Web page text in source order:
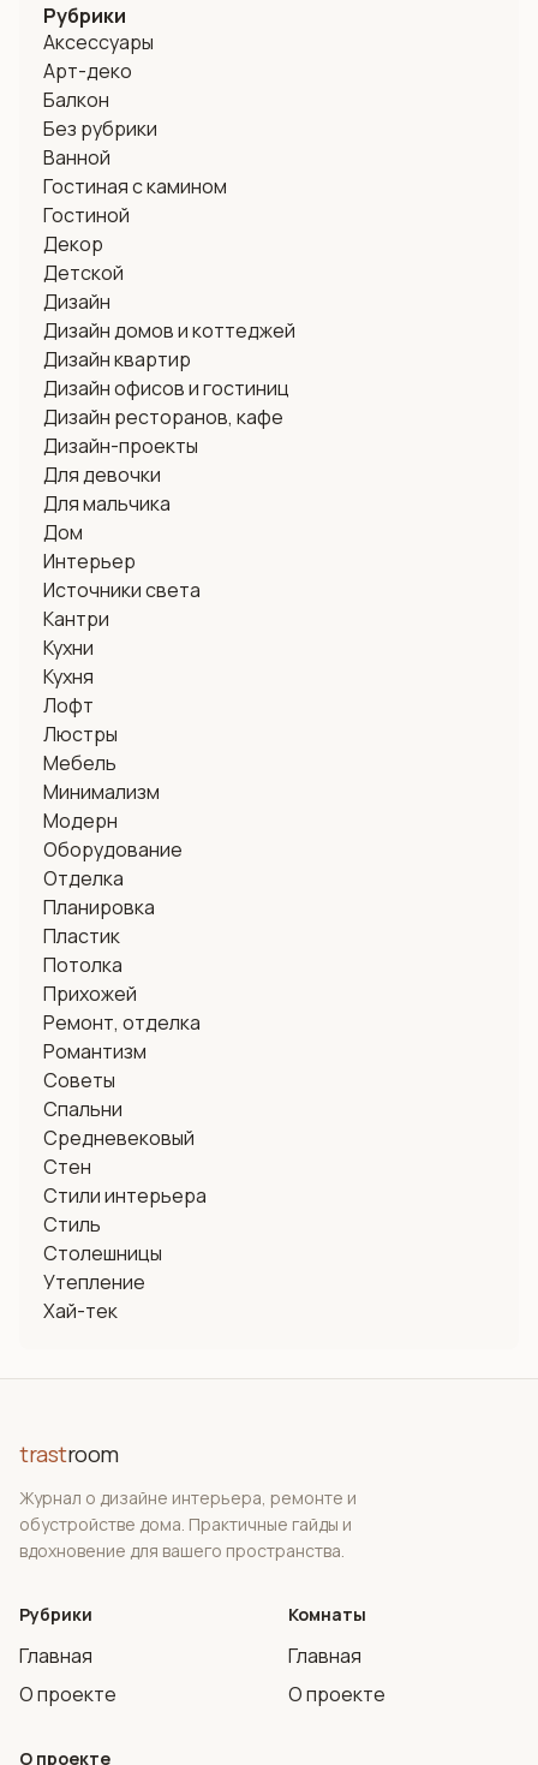
Рубрики
Аксессуары
Арт-деко
Балкон
Без рубрики
Ванной
Гостиная с камином
Гостиной
Декор
Детской
Дизайн
Дизайн домов и коттеджей
Дизайн квартир
Дизайн офисов и гостиниц
Дизайн ресторанов, кафе
Дизайн-проекты
Для девочки
Для мальчика
Дом
Интерьер
Источники света
Кантри
Кухни
Кухня
Лофт
Люстры
Мебель
Минимализм
Модерн
Оборудование
Отделка
Планировка
Пластик
Потолка
Прихожей
Ремонт, отделка
Романтизм
Советы
Спальни
Средневековый
Стен
Стили интерьера
Стиль
Столешницы
Утепление
Хай-тек
trastroom
Журнал о дизайне интерьера, ремонте и
обустройстве дома. Практичные гайды и
вдохновение для вашего пространства.
Рубрики
Главная
О проекте
Комнаты
Главная
О проекте
О проекте